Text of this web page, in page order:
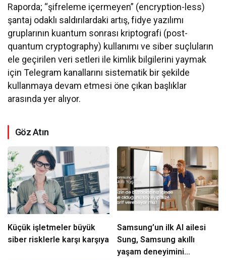
Raporda; “şifreleme içermeyen” (encryption-less)
şantaj odaklı saldırılardaki artış, fidye yazılımı
gruplarının kuantum sonrası kriptografi (post-
quantum cryptography) kullanımı ve siber suçluların
ele geçirilen veri setleri ile kimlik bilgilerini yaymak
için Telegram kanallarını sistematik bir şekilde
kullanmaya devam etmesi öne çıkan başlıklar
arasında yer alıyor.
Göz Atın
Küçük işletmeler büyük
siber risklerle karşı karşıya
Samsung’un ilk AI ailesi
Sung, Samsung akıllı
yaşam deneyimini